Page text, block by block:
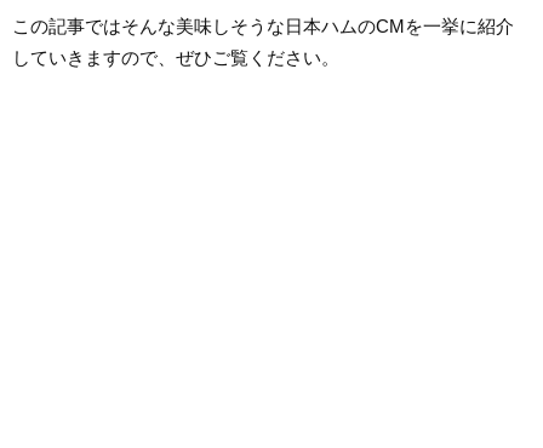
この記事ではそんな美味しそうな日本ハムのCMを一挙に紹介
していきますので、ぜひご覧ください。